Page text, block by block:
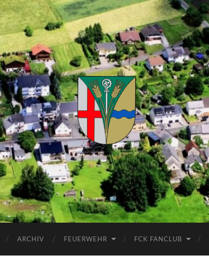
Kuhnhöfen
ARCHIV FEUERWEHR FCK FANCLUB